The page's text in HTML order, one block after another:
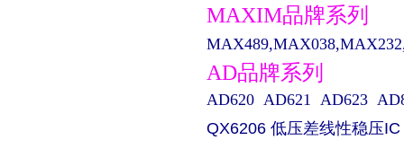
MAXIM品牌系列
AD品牌系列
AD620 AD621 AD623
QX6206 低压差线性稳压IC